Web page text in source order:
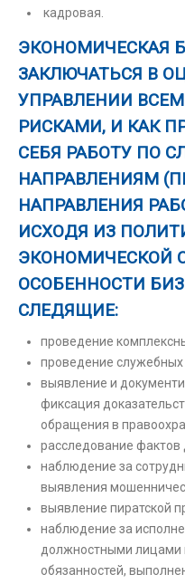
кадровая.
ЭКОНОМИЧЕСКАЯ
ЗАКЛЮЧАТЬСЯ В
УПРАВЛЕНИИ
РИСКАМИ, И КАК
СЕБЯ РАБОТУ ПО
НАПРАВЛЕНИЯМ
НАПРАВЛЕНИЯ
ИСХОДЯ ИЗ
ЭКОНОМИЧЕСКОЙ
ОСОБЕННОСТИ
СЛЕДЯЩИЕ:
проведение
проведение служебных
выявление и
фиксация
обращения в
расследование фактов
наблюдение за
выявления
выявление пиратской
наблюдение за
должностными лицами
обязанностей,